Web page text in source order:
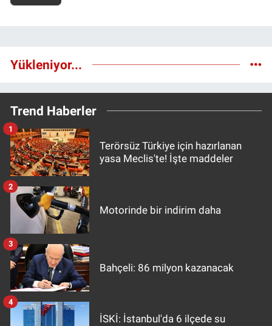
Yükleniyor...
Trend Haberler
Terörsüz Türkiye için hazırlanan
yasa Meclis'te! İşte maddeler
1
Motorinde bir indirim daha
2
Bahçeli: 86 milyon kazanacak
3
İSKİ: İstanbul'da 6 ilçede su
4